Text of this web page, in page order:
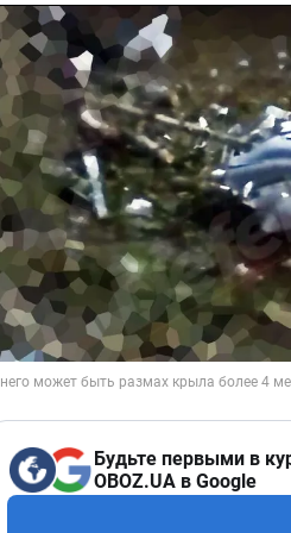
Будьте первыми в
OBOZ.UA в Google